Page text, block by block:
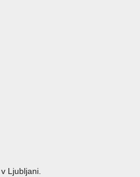
v Ljubljani.